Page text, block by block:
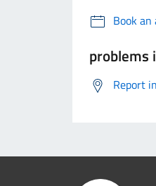
Book
problems
Report